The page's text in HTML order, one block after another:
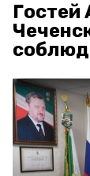
Гостей